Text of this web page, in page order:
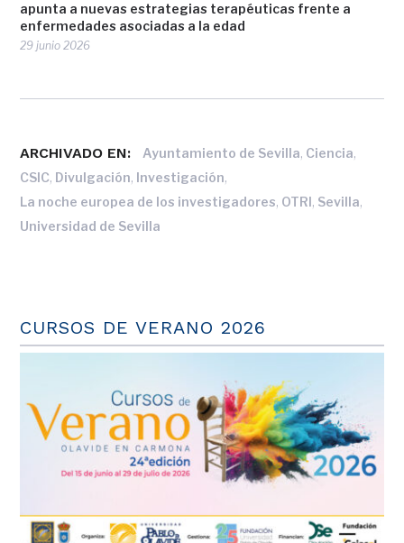
apunta a nuevas estrategias terapéuticas frente a
enfermedades asociadas a la edad
29 junio 2026
ARCHIVADO EN: Ayuntamiento de Sevilla, Ciencia,
CSIC, Divulgación, Investigación,
La noche europea de los investigadores, OTRI, Sevilla,
Universidad de Sevilla
CURSOS DE VERANO 2026